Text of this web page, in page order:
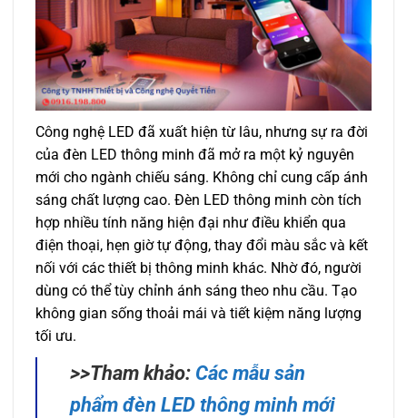
Công nghệ LED đã xuất hiện từ lâu, nhưng sự ra đời
của đèn LED thông minh đã mở ra một kỷ nguyên
mới cho ngành chiếu sáng. Không chỉ cung cấp ánh
sáng chất lượng cao. Đèn LED thông minh còn tích
hợp nhiều tính năng hiện đại như điều khiển qua
điện thoại, hẹn giờ tự động, thay đổi màu sắc và kết
nối với các thiết bị thông minh khác. Nhờ đó, người
dùng có thể tùy chỉnh ánh sáng theo nhu cầu. Tạo
không gian sống thoải mái và tiết kiệm năng lượng
tối ưu.
>>Tham khảo: Các mẫu sản
phẩm đèn LED thông minh mới